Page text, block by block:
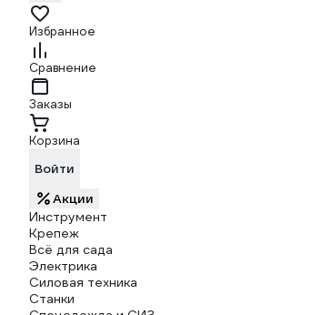
Избранное
Сравнение
Заказы
Корзина
Войти
Акции
Инструмент
Крепеж
Всё для сада
Электрика
Силовая техника
Станки